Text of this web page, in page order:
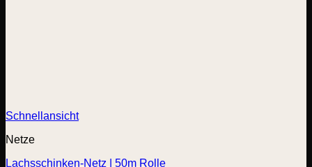
Schnellansicht
Netze
Lachsschinken-Netz | 50m Rolle